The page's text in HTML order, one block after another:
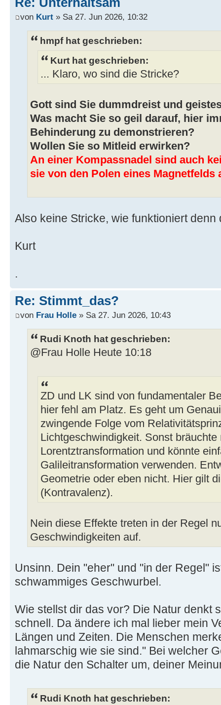
von Kurt » Sa 27. Jun 2026, 10:32
hmpf hat geschrieben:
Kurt hat geschrieben:
... Klaro, wo sind die Stricke?
Gott sind Sie dummdreist und
Was macht Sie so geil darauf, hier
Behinderung zu demonstrieren?
Wollen Sie so Mitleid erwirken?
An einer Kompassnadel sind auch
sie von den Polen eines Magnetfelds
Also keine Stricke, wie funktioniert denn
Kurt
.
Re: Stimmt_das?
von Frau Holle » Sa 27. Jun 2026, 10:43
Rudi Knoth hat geschrieben:
@Frau Holle Heute 10:18
ZD und LK sind von fundamentaler
hier fehl am Platz. Es geht um
zwingende Folge vom
Lichtgeschwindigkeit. Sonst bräuchte
Lorentztransformation und könnte
Galileitransformation verwenden.
Geometrie oder eben nicht. Hier gilt
(Kontravalenz).
Nein diese Effekte treten in der Regel
Geschwindigkeiten auf.
Unsinn. Dein "eher" und "in der Regel"
schwammiges Geschwurbel.
Wie stellst dir das vor? Die Natur denkt
schnell. Da ändere ich mal lieber mein
Längen und Zeiten. Die Menschen
lahmarschig wie sie sind." Bei welcher
die Natur den Schalter um, deiner
Rudi Knoth hat geschrieben: